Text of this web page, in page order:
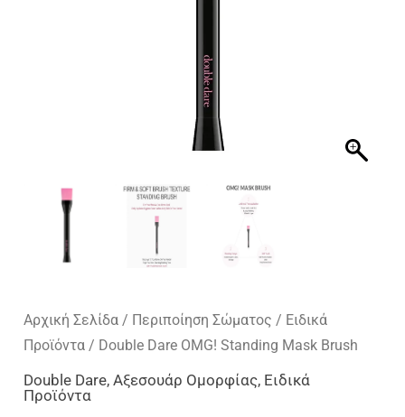
Αρχική Σελίδα / Περιποίηση Σώματος / Ειδικά
Προϊόντα / Double Dare OMG! Standing Mask Brush
Double Dare,Αξεσουάρ Ομορφίας, Ειδικά
Προϊόντα